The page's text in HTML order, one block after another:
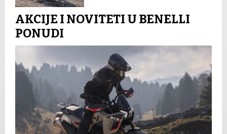
AKCIJE I NOVITETI U BENELLI
PONUDI